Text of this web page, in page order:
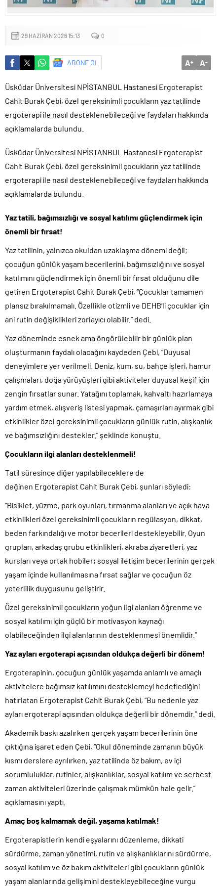
29 HAZIRAN 2026 15:13 0
ABONE OL A+ A-
Üsküdar Üniversitesi NPİSTANBUL Hastanesi Ergoterapist
Cahit Burak Çebi, özel gereksinimli çocukların yaz tatilinde
ergoterapi ile nasıl desteklenebileceği ve faydaları hakkında
açıklamalarda bulundu.
Üsküdar Üniversitesi NPİSTANBUL Hastanesi Ergoterapist
Cahit Burak Çebi, özel gereksinimli çocukların yaz tatilinde
ergoterapi ile nasıl desteklenebileceği ve faydaları hakkında
açıklamalarda bulundu.
Yaz tatili, bağımsızlığı ve sosyal katılımı güçlendirmek için
önemli bir fırsat!
Yaz tatilinin, yalnızca okuldan uzaklaşma dönemi değil;
çocuğun günlük yaşam becerilerini, bağımsızlığını ve sosyal
katılımını güçlendirmek için önemli bir fırsat olduğunu dile
getiren Ergoterapist Cahit Burak Çebi, “Çocuklar tamamen
plansız bırakılmamalı. Özellikle otizmli ve DEHB’li çocuklar için
ani rutin değişiklikleri zorlayıcı olabilir.” dedi.
Yaz döneminde esnek ama öngörülebilir bir günlük plan
oluşturmanın faydalı olacağını kaydeden Çebi, “Duyusal
deneyimlere yer verilmeli. Deniz, kum, su, bahçe işleri, hamur
çalışmaları, doğa yürüyüşleri gibi aktiviteler duyusal keşif için
zengin fırsatlar sunar. Yatağını toplamak, kahvaltı hazırlamaya
yardım etmek, alışveriş listesi yapmak, çamaşırları ayırmak gibi
etkinlikler özel gereksinimli çocukların günlük rutin, alışkanlık
ve bağımsızlığını destekler.” şeklinde konuştu.
Çocukların ilgi alanları desteklenmeli!
Tatil süresince diğer yapılabileceklere de
değinen Ergoterapist Cahit Burak Çebi, şunları söyledi:
“Bisiklet, yüzme, park oyunları, tırmanma alanları ve açık hava
etkinlikleri özel gereksinimli çocukların regülasyon, dikkat,
beden farkındalığı ve motor becerileri destekleyebilir. Oyun
grupları, arkadaş grubu etkinlikleri, akraba ziyaretleri, yaz
kursları veya ortak hobiler; sosyal iletişim becerilerinin gerçek
yaşam içinde kullanılmasına fırsat sağlar ve çocuğun öz
yeterlilik duygusunu geliştirir.
Özel gereksinimli çocukların yoğun ilgi alanları öğrenme ve
sosyal katılımı için güçlü bir motivasyon kaynağı
olabileceğinden ilgi alanlarının desteklenmesi önemlidir.”
Yaz ayları ergoterapi açısından oldukça değerli bir dönem!
Ergoterapinin, çocuğun günlük yaşamda anlamlı ve amaçlı
aktivitelere bağımsız katılımını desteklemeyi hedeflediğini
hatırlatan Ergoterapist Cahit Burak Çebi, “Bu nedenle yaz
ayları ergoterapi açısından oldukça değerli bir dönemdir.” dedi.
Akademik baskı azalırken gerçek yaşam becerilerinin öne
çıktığına işaret eden Çebi, “Okul döneminde zamanın büyük
kısmı derslere ayrılırken, yaz tatilinde öz bakım, ev içi
sorumluluklar, rutinler, alışkanlıklar, sosyal katılım ve serbest
zaman aktiviteleri üzerinde çalışmak mümkün hale gelir.”
açıklamasını yaptı.
Amaç boş kalmamak değil, yaşama katılmak!
Ergoterapistlerin kendi eşyalarını düzenleme, dikkati
sürdürme, zaman yönetimi, rutin ve alışkanlıklarını sürdürme,
sosyal katılım ve öz bakım aktiviteleri gibi çocukların günlük
yaşam alanlarında gelişimini destekleyebileceğine vurgu